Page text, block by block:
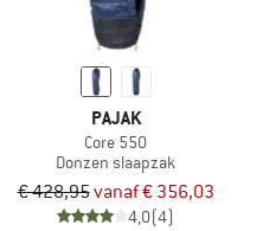
PAJAK
Core 550
Donzen slaapzak
€ 428,95vanaf € 356,03
4,0(4)